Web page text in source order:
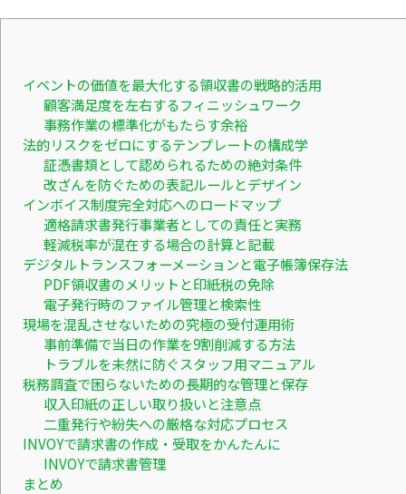
イベントの価値を最大化する領収書の戦略的活用
顧客満足度を左右するフィニッシュワーク
事務作業の標準化がもたらす余裕
法的リスクをゼロにするテンプレートの構成学
証憑書類として認められるための絶対条件
改ざんを防ぐための表記ルールとデザイン
インボイス制度完全対応へのロードマップ
適格請求書発行事業者としての責任と実務
軽減税率が混在する場合の計算と記載
デジタルトランスフォーメーションと電子帳簿保存法
PDF領収書のメリットと印紙税の免除
電子発行時のファイル管理と検索性
現場を混乱させないための究極の受付運用術
事前準備で当日の作業を9割削減する方法
トラブルを未然に防ぐスタッフ用マニュアル
税務調査で困らないための長期的な管理と保存
収入印紙の正しい取り扱いと注意点
二重発行や紛失への厳格な対応プロセス
INVOYで請求書の作成・受取をかんたんに
INVOYで請求書管理
まとめ